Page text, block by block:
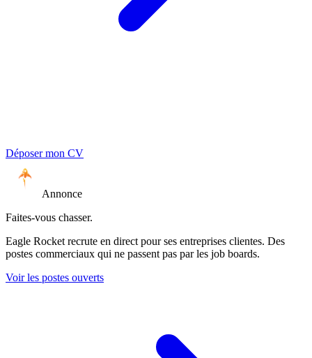
Déposer mon CV
Annonce
Faites-vous chasser.
Eagle Rocket recrute en direct pour ses entreprises clientes. Des
postes commerciaux qui ne passent pas par les job boards.
Voir les postes ouverts